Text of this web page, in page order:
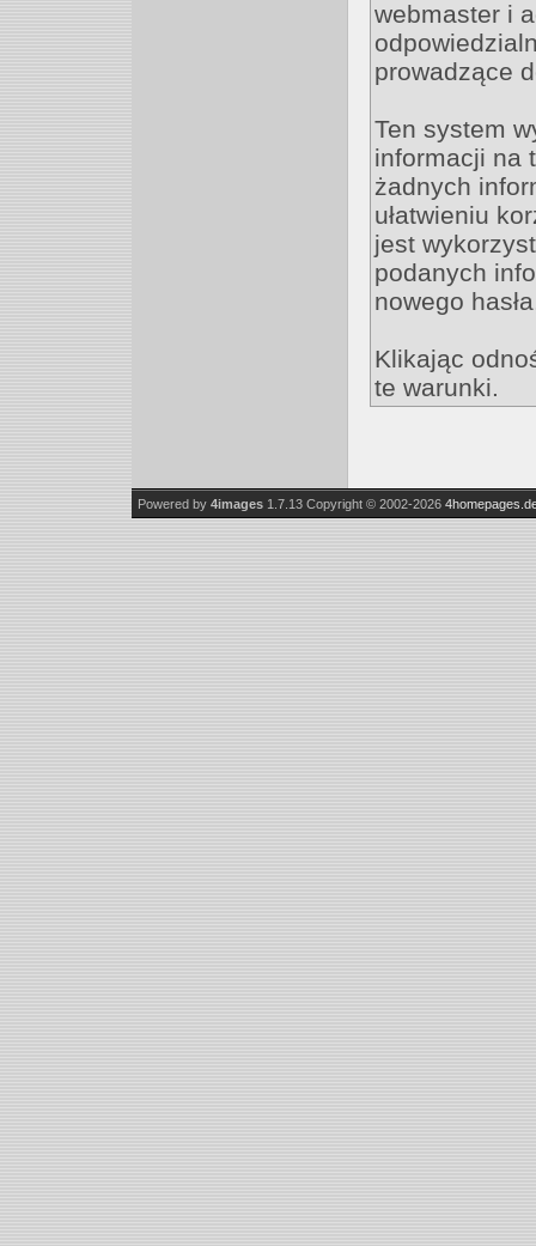
webmaster i
prowadzące
Ten system
informacji na
żadnych
ułatwieniu
jest
podanych
nowego
Klikając
te warunki.
Powered by 4images 1.7.13 Copyright © 2002-2026